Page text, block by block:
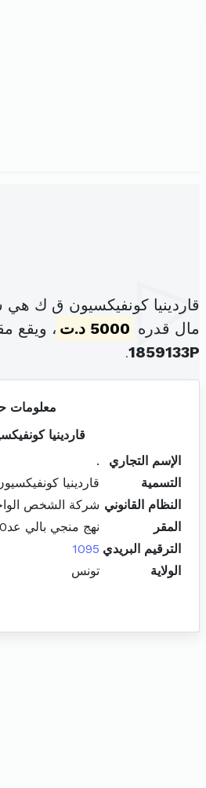
قاردينيا كونفيكسيون ق ك
مال قدره 5000 د.ت ، ويقع
1859133P
.
معلومات
قاردينيا
الإسم التجاري
.
التسمية
قاردينيا
النظام القانوني شركة الشخص
المقر
نهج منجي بالي عد10د سيدي حسين
الترقيم البريدي 1095
الولاية
تونس